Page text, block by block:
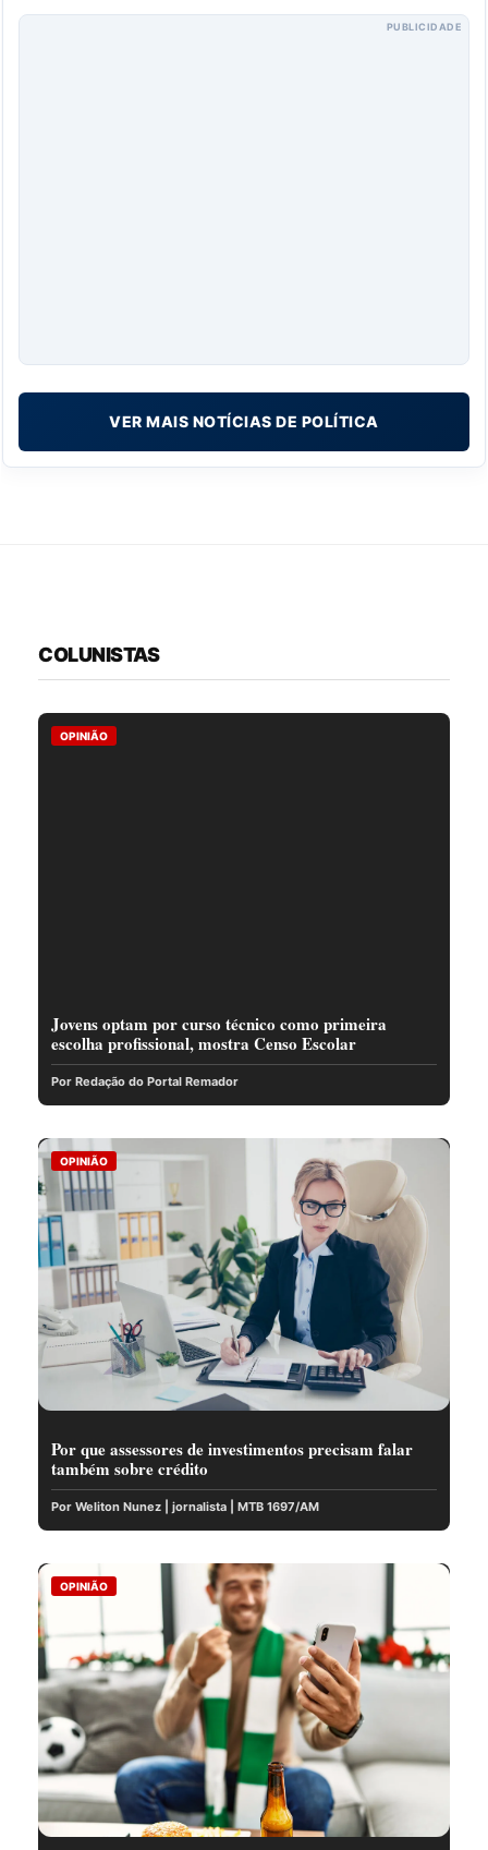
PUBLICIDADE
VER MAIS NOTÍCIAS DE POLÍTICA
COLUNISTAS
OPINIÃO
Jovens optam por curso técnico como primeira
escolha profissional, mostra Censo Escolar
Por Redação do Portal Remador
OPINIÃO
Por que assessores de investimentos precisam falar
também sobre crédito
Por Weliton Nunez | jornalista | MTB 1697/AM
OPINIÃO